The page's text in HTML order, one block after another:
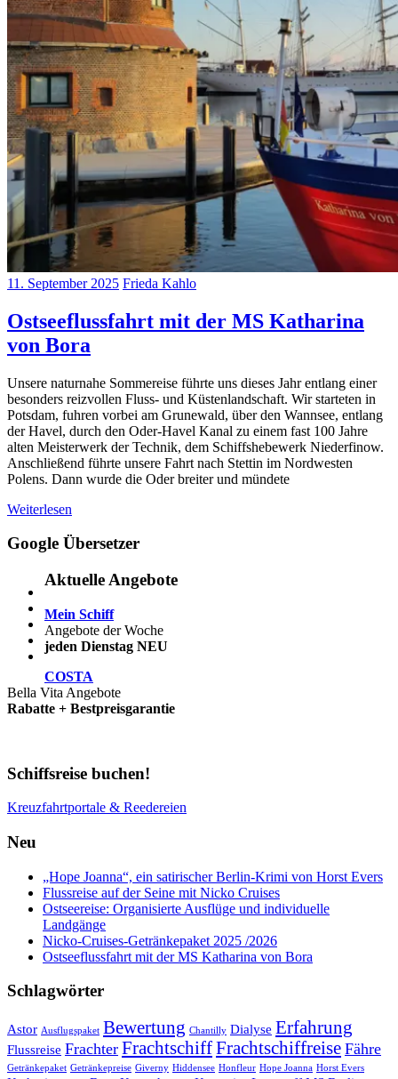
11. September 2025 Frieda Kahlo
Ostseeflussfahrt mit der MS Katharina
von Bora
Unsere naturnahe Sommereise führte uns dieses Jahr entlang einer
besonders reizvollen Fluss- und Küstenlandschaft. Wir starteten in
Potsdam, fuhren vorbei am Grunewald, über den Wannsee, entlang
der Havel, durch den Oder-Havel Kanal zu einem fast 100 Jahre
alten Meisterwerk der Technik, dem Schiffshebewerk Niederfinow.
Anschließend führte unsere Fahrt nach Stettin im Nordwesten
Polens. Dann wurde die Oder breiter und mündete
Weiterlesen
Google Übersetzer
Aktuelle Angebote
Mein Schiff
Angebote der Woche
jeden Dienstag NEU
COSTA
Bella Vita Angebote
Rabatte + Bestpreisgarantie
Schiffsreise buchen!
Kreuzfahrtportale & Reedereien
Neu
„Hope Joanna“, ein satirischer Berlin-Krimi von Horst Evers
Flussreise auf der Seine mit Nicko Cruises
Ostseereise: Organisierte Ausflüge und individuelle
Landgänge
Nicko-Cruises-Getränkepaket 2025 /2026
Ostseeflussfahrt mit der MS Katharina von Bora
Schlagwörter
Astor Ausflugspaket Bewertung Chantilly Dialyse Erfahrung
Flussreise Frachter FrachtschiffFrachtschiffreise Fähre
Getränkepaket Getränkepreise Giverny Hiddensee Honfleur Hope Joanna Horst Evers